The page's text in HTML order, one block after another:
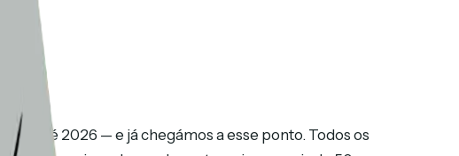
até 2026 — e já chegámos a esse ponto. Todos os